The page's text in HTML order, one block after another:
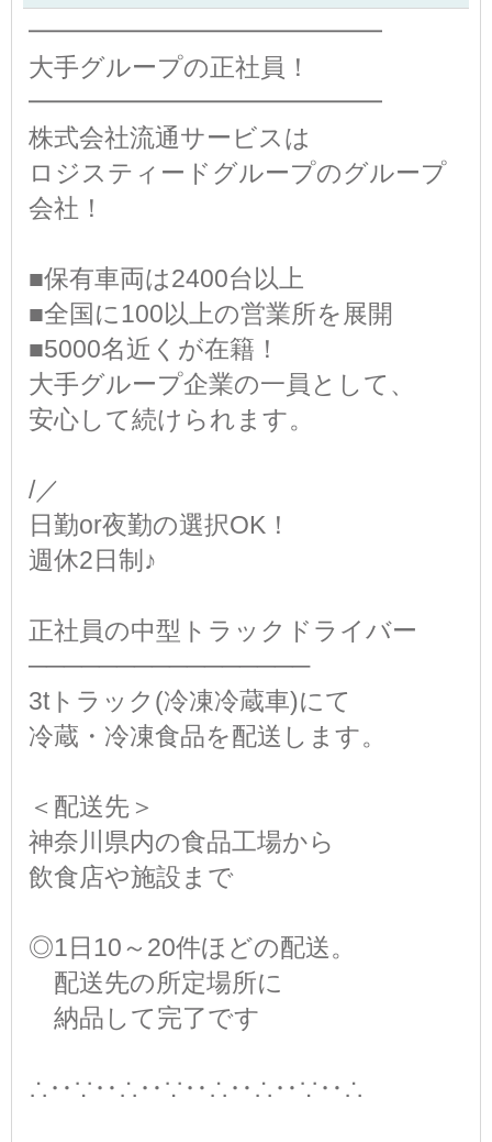
━━━━━━━━━━━━━━
大手グループの正社員！
━━━━━━━━━━━━━━
株式会社流通サービスは
ロジスティードグループのグループ
会社！
■保有車両は2400台以上
■全国に100以上の営業所を展開
■5000名近くが在籍！
大手グループ企業の一員として、
安心して続けられます。
/／
日勤or夜勤の選択OK！
週休2日制♪
正社員の中型トラックドライバー
────────────────
3tトラック(冷凍冷蔵車)にて
冷蔵・冷凍食品を配送します。
＜配送先＞
神奈川県内の食品工場から
飲食店や施設まで
◎1日10～20件ほどの配送。
配送先の所定場所に
納品して完了です
∴‥∵‥∴‥∵‥∴‥∴‥∵‥∴